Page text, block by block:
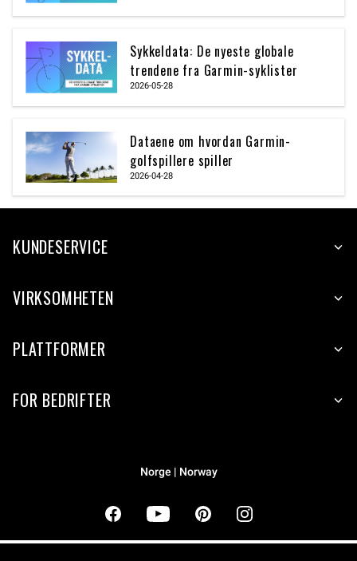
Sykkeldata: De nyeste globale
trendene fra Garmin-syklister
2026-05-28
Dataene om hvordan Garmin-
golfspillere spiller
2026-04-28
KUNDESERVICE
VIRKSOMHETEN
PLATTFORMER
FOR BEDRIFTER
Norge | Norway